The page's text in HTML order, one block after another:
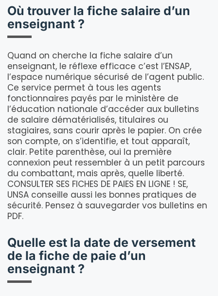
Où trouver la fiche salaire d’un
enseignant ?
Quand on cherche la fiche salaire d’un
enseignant, le réflexe efficace c’est l’ENSAP,
l’espace numérique sécurisé de l’agent public.
Ce service permet à tous les agents
fonctionnaires payés par le ministère de
l’éducation nationale d’accéder aux bulletins
de salaire dématérialisés, titulaires ou
stagiaires, sans courir après le papier. On crée
son compte, on s’identifie, et tout apparaît,
clair. Petite parenthèse, oui la première
connexion peut ressembler à un petit parcours
du combattant, mais après, quelle liberté.
CONSULTER SES FICHES DE PAIES EN LIGNE ! SE,
UNSA conseille aussi les bonnes pratiques de
sécurité. Pensez à sauvegarder vos bulletins en
PDF.
Quelle est la date de versement
de la fiche de paie d’un
enseignant ?